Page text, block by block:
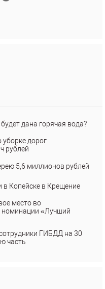
дана горячая вода?
уборке дорог
рублей
5,6 миллионов рублей
в Копейске в Крещение
место во
номинации «Лучший
ГИБДД на 30
часть